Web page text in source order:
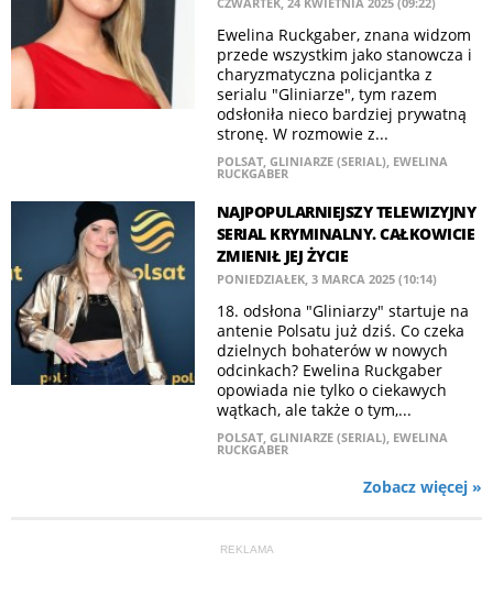
Ewelina Ruckgaber, znana widzom
przede wszystkim jako stanowcza i
charyzmatyczna policjantka z
serialu "Gliniarze", tym razem
odsłoniła nieco bardziej prywatną
stronę. W rozmowie z...
POLSAT, GLINIARZE (SERIAL), EWELINA
RUCKGABER
NAJPOPULARNIEJSZY TELEWIZYJNY
SERIAL KRYMINALNY. CAŁKOWICIE
ZMIENIŁ JEJ ŻYCIE
PONIEDZIAŁEK, 3 MARCA 2025 (10:14)
18. odsłona "Gliniarzy" startuje na
antenie Polsatu już dziś. Co czeka
dzielnych bohaterów w nowych
odcinkach? Ewelina Ruckgaber
opowiada nie tylko o ciekawych
wątkach, ale także o tym,...
POLSAT, GLINIARZE (SERIAL), EWELINA
RUCKGABER
Zobacz więcej »
REKLAMA